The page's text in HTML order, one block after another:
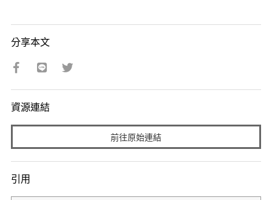
分享本文
資源連結
前往原始連結
引用